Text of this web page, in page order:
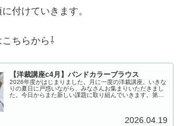
付けていきます。
ちらから⇩
【洋裁講座c4月】バンドカラーブラウス
2026年度がはじまりました。月に一度の洋裁講座。いきな
りの夏日に戸惑いながら、みなさんお集まりいただきまし
た。今日からまた新しい課題に取り組んでいきます。第一
2026.04.19